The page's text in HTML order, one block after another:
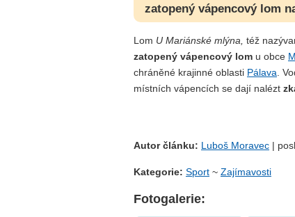
zatopený vápencový lom
Lom U Mariánské mlýna, též
zatopený vápencový lom u obce
chráněné krajinné oblasti Pálava .
místních vápencích se dají nalézt
Autor článku: Luboš Moravec |
Kategorie: Sport ~ Zajímavosti
Fotogalerie: